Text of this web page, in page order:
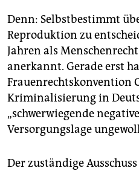
Denn: Selbstbestimmt
Reproduktion zu
Jahren als
anerkannt. Gerade erst
Frauenrechtskonvention
Kriminalisierung in
„schwerwiegende
Versorgungslage
Der zuständige